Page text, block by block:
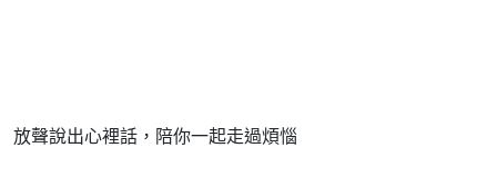
放聲說出心裡話，陪你一起走過煩惱